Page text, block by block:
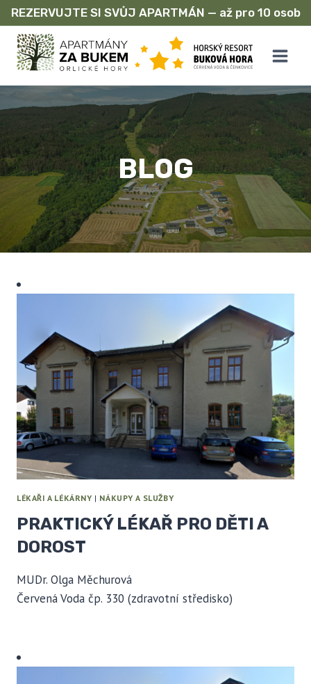
REZERVUJTE SI SVŮJ APARTMÁN — až pro 10 osob
Přeskočit
obsah
BLOG
LÉKAŘI A LÉKÁRNY | NÁKUPY A SLUŽBY
PRAKTICKÝ LÉKAŘ PRO DĚTI A
DOROST
MUDr. Olga Měchurová
Červená Voda čp. 330 (zdravotní středisko)